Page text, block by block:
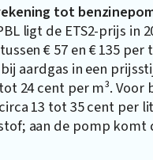
tot
ligt de ETS2-prijs in
€ 57 en € 135 per
aardgas in een
24 cent per m³. Voor
13 tot 35 cent per
aan de pomp komt